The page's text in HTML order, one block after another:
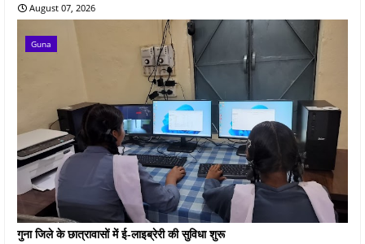
August 07, 2026
Guna
गुना जिले के छात्रावासों में ई-लाइब्रेरी की सुविधा शुरू